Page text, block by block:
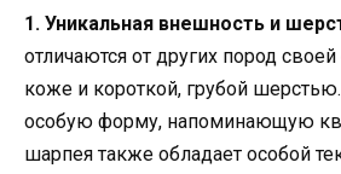
1. Уникальная внешность и
отличаются от других пород
коже и короткой, грубой
особую форму, напоминающую
шарпея также обладает особой